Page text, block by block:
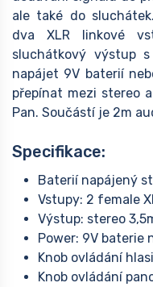
ale také do
dva XLR linkové
sluchátkový výstup
napájet 9V baterií
přepínat mezi stereo
Pan. Součástí je 2m
Specifikace:
Baterií napájený
Vstupy: 2 female
Výstup: stereo
Power: 9V baterie
Knob ovládání
Knob ovládání